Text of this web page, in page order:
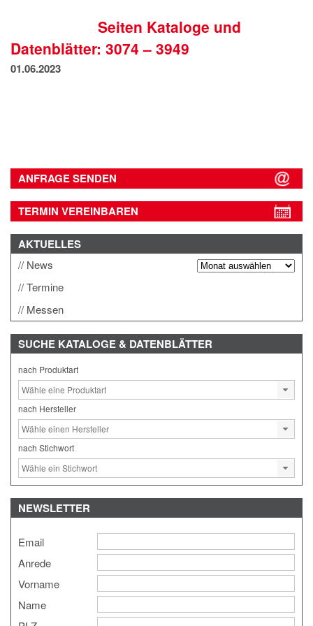
DATENSCHUTZSeiten Kataloge und
Datenblätter: 3074 – 3949
01.06.2023
ANFRAGE SENDEN
TERMIN VEREINBAREN
AKTUELLES
News
Termine
Messen
SUCHE KATALOGE & DATENBLÄTTER
nach Produktart
nach Hersteller
nach Stichwort
NEWSLETTER
Email
Anrede
Vorname
Name